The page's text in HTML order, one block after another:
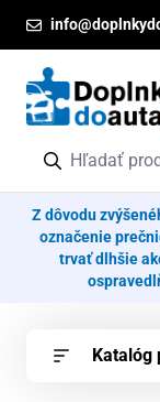
Z dôvodu
označenie
trvať dlhšie
Katalóg